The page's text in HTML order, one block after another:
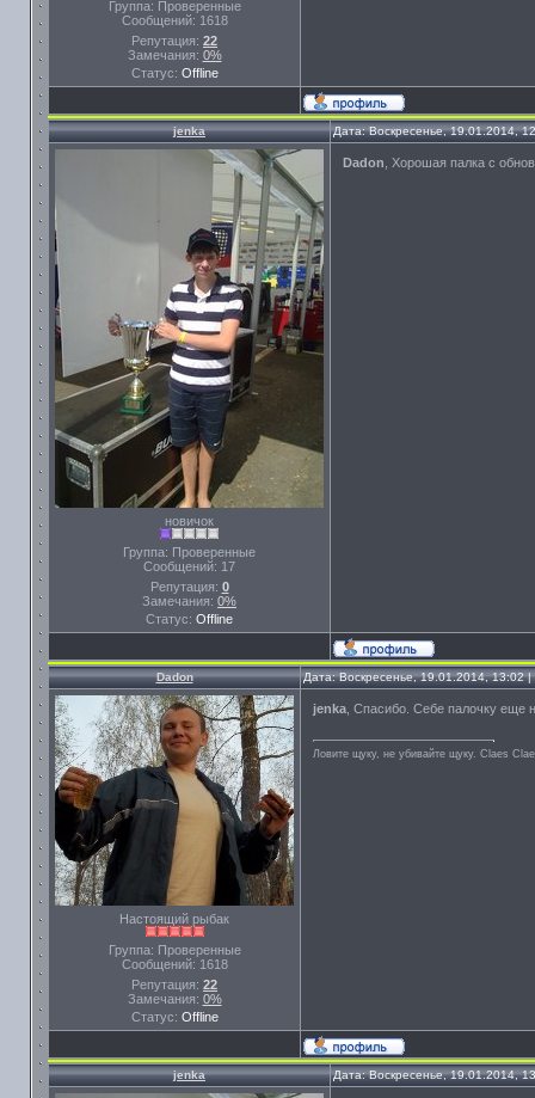
Группа: Проверенные
Сообщений: 1618
Репутация: 22
Замечания: 0%
Статус: Offline
jenka Дата: Воскресенье, 19.01.2014,
новичок
Группа: Проверенные
Сообщений: 17
Репутация: 0
Замечания: 0%
Статус: Offline
Dadon , Хорошая палка с
Dadon Дата: Воскресенье, 19.01.2014, 13:02
Настоящий рыбак
Группа: Проверенные
Сообщений: 1618
Репутация: 22
Замечания: 0%
Статус: Offline
jenka , Спасибо. Себе палочку еще
Ловите щуку, не убивайте щуку. Сlaes
jenka Дата: Воскресенье, 19.01.2014,